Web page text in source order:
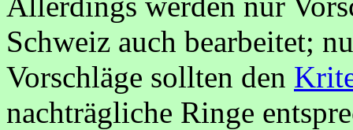
Schweiz auch bearbeitet;
Vorschläge sollten den
nachträgliche Ringe